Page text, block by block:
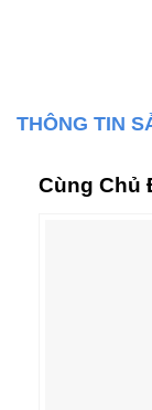
THÔNG TIN
Cùng Chủ